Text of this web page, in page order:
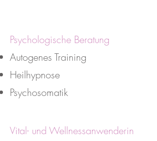
Psychologische Beratung
Autogenes Training
Heilhypnose
Psychosomatik
Vital- und Wellnessanwenderin